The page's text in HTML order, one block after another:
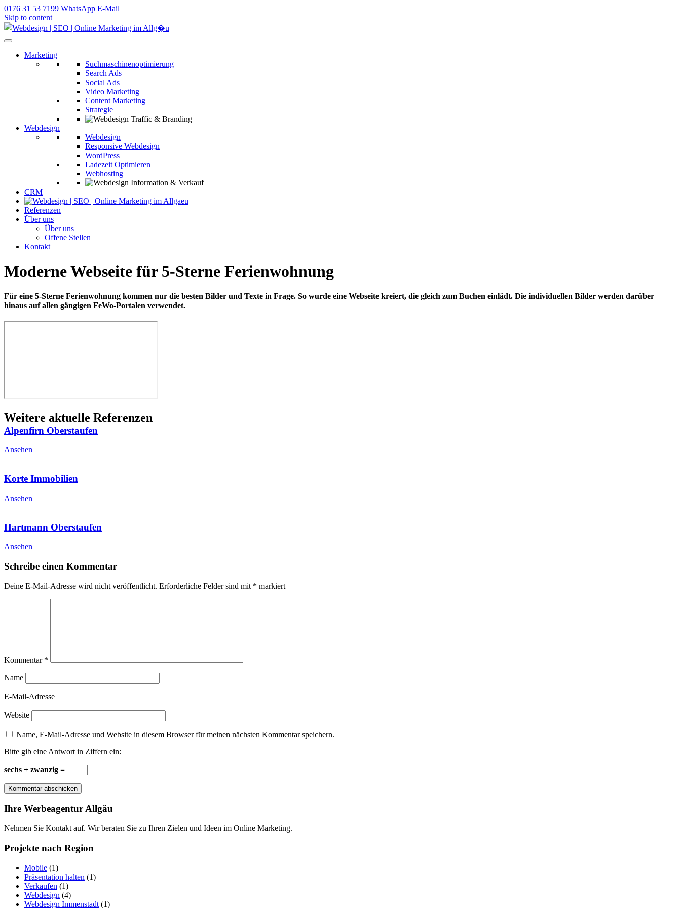
0176 31 53 7199 WhatsApp E-Mail
Skip to content
Marketing
Suchmaschinenoptimierung
Search Ads
Social Ads
Video Marketing
Content Marketing
Strategie
Traffic & Branding
Webdesign
Webdesign
Responsive Webdesign
WordPress
Ladezeit Optimieren
Webhosting
Information & Verkauf
CRM
Referenzen
Über uns
Über uns
Offene Stellen
Kontakt
Moderne Webseite für 5-Sterne Ferienwohnung
Für eine 5-Sterne Ferienwohnung kommen nur die besten Bilder und Texte in Frage. So wurde eine Webseite kreiert, die gleich zum Buchen einlädt. Die individuellen Bilder werden darüber
hinaus auf allen gängigen FeWo-Portalen verwendet.
Weitere aktuelle Referenzen
Alpenfirn Oberstaufen
Ansehen
Korte Immobilien
Ansehen
Hartmann Oberstaufen
Ansehen
Schreibe einen Kommentar
Deine E-Mail-Adresse wird nicht veröffentlicht. Erforderliche Felder sind mit * markiert
Kommentar *
Name
E-Mail-Adresse
Website
Name, E-Mail-Adresse und Website in diesem Browser für meinen nächsten Kommentar speichern.
Bitte gib eine Antwort in Ziffern ein:
sechs + zwanzig =
Ihre Werbeagentur Allgäu
Nehmen Sie Kontakt auf. Wir beraten Sie zu Ihren Zielen und Ideen im Online Marketing.
Projekte nach Region
Mobile (1)
Präsentation halten (1)
Verkaufen (1)
Webdesign (4)
Webdesign Immenstadt (1)